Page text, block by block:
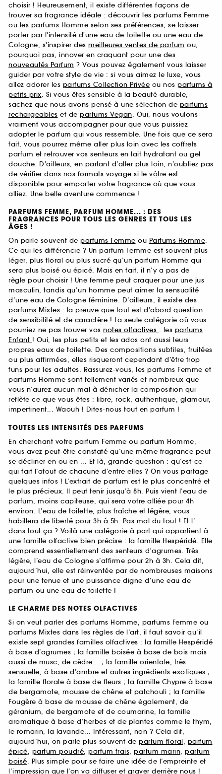
choisir ! Heureusement, il existe différentes façons de
trouver sa fragrance idéale : découvrir les parfums Femme
ou les parfums Homme selon ses préférences, se laisser
porter par l'intensité d'une eau de toilette ou une eau de
Cologne, s'inspirer des meilleures ventes de parfum ou,
pourquoi pas, innover en craquant pour une des
nouveautés Parfum ? Vous pouvez également vous laisser
guider par votre style de vie : si vous aimez le luxe, vous
allez adorer les parfums Collection Privée ou nos parfums à
petits prix. Si vous êtes sensible à la beauté durable,
sachez que nous avons pensé à une sélection de parfums
rechargeables et de parfums Vegan. Oui, nous voulons
vraiment vous accompagner pour que vous puissiez
adopter le parfum qui vous ressemble. Une fois que ce sera
fait, vous pourrez même aller plus loin avec les coffrets
parfum et retrouver vos senteurs en lait hydratant ou gel
douche. D’ailleurs, en parlant d’aller plus loin, n’oubliez pas
de vérifier dans nos formats voyage si le vôtre est
disponible pour emporter votre fragrance où que vous
alliez. Une belle aventure commence !
PARFUMS FEMME, PARFUM HOMME... : DES
FRAGRANCES POUR TOUS LES GENRES ET TOUS LES
ÂGES !
On parle souvent de parfums Femme ou Parfums Homme.
Ce qui les différencie ? Un parfum Femme est souvent plus
léger, plus floral ou plus sucré qu’un parfum Homme qui
sera plus boisé ou épicé. Mais en fait, il n’y a pas de
règle pour choisir ! Une femme peut craquer pour une jus
masculin, tandis qu’un homme peut aimer la sensualité
d’une eau de Cologne féminine. D’ailleurs, il existe des
parfums Mixtes : la preuve que tout est d’abord question
de sensibilité et de caractère ! La seule catégorie où vous
pourriez ne pas trouver vos notes olfactives : les parfums
Enfant ! Oui, les plus petits et les ados ont aussi leurs
propres eaux de toilette. Des compositions subtiles, fruitées
ou plus affirmées, elles risqueront cependant d’être trop
funs pour les adultes. Rassurez-vous, les parfums Femme et
parfums Homme sont tellement variés et nombreux que
vous n’aurez aucun mal à dénicher la composition qui
reflète ce que vous êtes : libre, rock, authentique, glamour,
impertinent... Waouh ! Dites-nous tout en parfum !
TOUTES LES INTENSITÉS DES PARFUMS
En cherchant votre parfum Femme ou parfum Homme,
vous avez peut-être constaté qu’une même fragrance peut
se décliner en ou en ... Et là, grande question : qu’est-ce
qui fait l’atout de chacune d’entre elles ? On vous partage
quelques infos ! L’extrait de parfum est le plus concentré et
le plus précieux. Il peut tenir jusqu’à 8h. Puis vient l’eau de
parfum, moins capiteuse, qui sera votre alliée pour 4h
environ. L’eau de toilette, plus fraîche et légère, vous
habillera de liberté pour 3h à 5h. Pas mal du tout ! Et l’
dans tout ça ? Voilà une catégorie à part qui appartient à
une famille olfactive bien précise : la famille Hespéridé. Elle
comprend essentiellement des senteurs d'agrumes. Très
légère, l’eau de Cologne s’affirme pour 2h à 3h. Cela dit,
aujourd’hui, elle est réinventée par de nombreuses maisons
pour une tenue et une puissance digne d’une eau de
parfum ou une eau de toilette !
LE CHARME DES NOTES OLFACTIVES
Si on veut parler des parfums Homme, parfums Femme ou
parfums Mixtes dans les règles de l’art, il faut savoir qu’il
existe sept grandes familles olfactives : la famille Hespéridé
à base d’agrumes ; la famille boisée à base de bois mais
aussi de musc, de cèdre... ; la famille orientale, très
sensuelle, à base d’ambre et autres ingrédients exotiques ;
la famille florale à base de fleurs ; la famille Chypre à base
de bergamote, mousse de chêne et patchouli ; la famille
Fougère à base de mousse de chêne également, de
géranium, de bergamote et de coumarine, la famille
aromatique à base d’herbes et de plantes comme le thym,
le romarin, la lavande... Intéressant, non ? Cela dit,
aujourd’hui, on parle plus souvent de parfum floral, parfum
épicé, parfum poudré, parfum frais, parfum marin, parfum
boisé. Plus simple pour se faire une idée de l’empreinte et
l’impression que l’on va diffuser et graver derrière nous !